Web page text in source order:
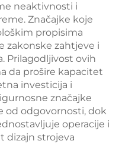
neaktivnosti i
Značajke koje
propisima
zakonske zahtjeve i
Prilagodljivost ovih
da prošire kapacitet
investicija i
značajke
od odgovornosti, dok
operacije i
dizajn strojeva